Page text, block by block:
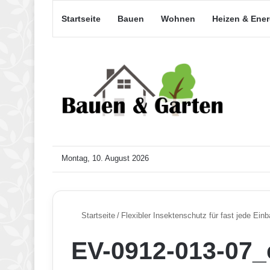
Startseite Bauen Wohnen Heizen &
Montag, 10. August 2026
Startseite / Flexibler Insektenschutz für fast jede
EV-0912-013-